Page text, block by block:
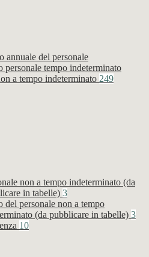
annuale del personale
personale tempo indeterminato
a tempo indeterminato 249
non a tempo indeterminato (da
in tabelle) 3
del personale non a tempo
(da pubblicare in tabelle) 3
10